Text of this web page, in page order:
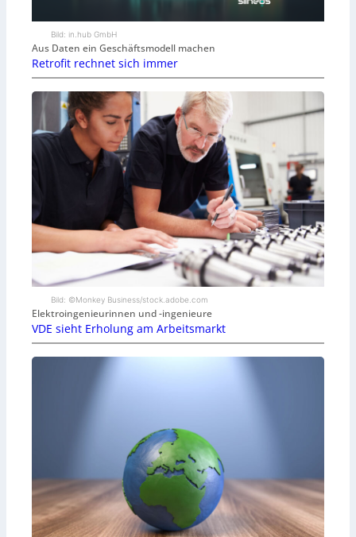
Bild: in.hub GmbH
Aus Daten ein Geschäftsmodell machen
Retrofit rechnet sich immer
Bild: ©Monkey Business/stock.adobe.com
Elektroingenieurinnen und -ingenieure
VDE sieht Erholung am Arbeitsmarkt